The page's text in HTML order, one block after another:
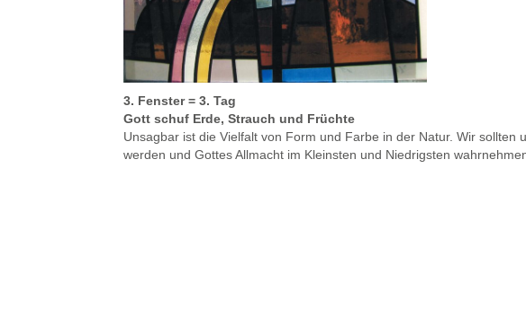
3. Fenster = 3. Tag
Gott schuf Erde, Strauch und Früchte
Unsagbar ist die Vielfalt von Form und Farbe in der Natur. Wir sollten
werden und Gottes Allmacht im Kleinsten und Niedrigsten